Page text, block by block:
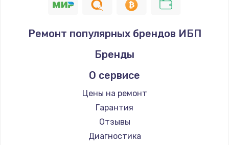
Ремонт популярных брендов ИБП
Бренды
О сервисе
Цены на ремонт
Гарантия
Отзывы
Диагностика